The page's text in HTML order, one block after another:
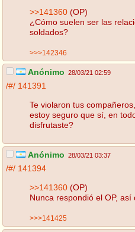
>>141360 (OP)
¿Cómo suelen ser las
soldados?
>>>142346
Anónimo 28/03/21 02:59
/#/ 141391
Te violaron tus
estoy seguro que sí, en
disfrutaste?
Anónimo 28/03/21 03:37
/#/ 141394
>>141360 (OP)
Nunca respondió el OP, así
>>>141425